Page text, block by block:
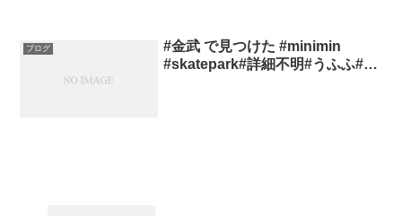
ブログ
#金武 で見つけた #minimin
#skatepark#詳細不明#うふふ#…